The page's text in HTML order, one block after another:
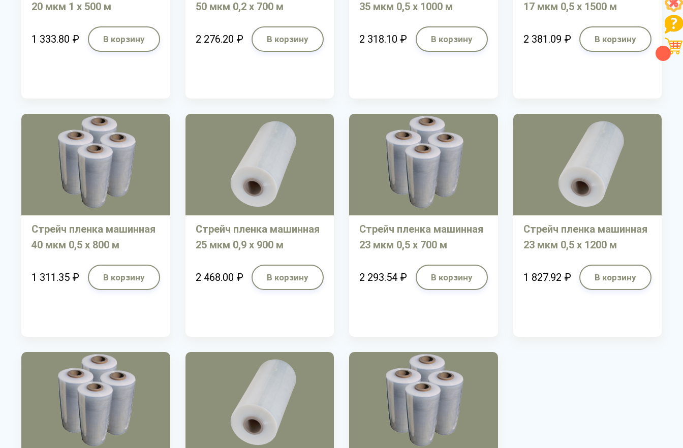
20 мкм 1 х 500 м
1 333.80 ₽ В корзину
50 мкм 0,2 х 700 м
2 276.20 ₽ В корзину
35 мкм 0,5 х 1000 м
2 318.10 ₽ В корзину
17 мкм 0,5 х 1500 м
2 381.09 ₽ В корзину
Стрейч пленка машинная
40 мкм 0,5 х 800 м
1 311.35 ₽ В корзину
Стрейч пленка машинная
25 мкм 0,9 х 900 м
2 468.00 ₽ В корзину
Стрейч пленка машинная
23 мкм 0,5 х 700 м
2 293.54 ₽ В корзину
Стрейч пленка машинная
23 мкм 0,5 х 1200 м
1 827.92 ₽ В корзину